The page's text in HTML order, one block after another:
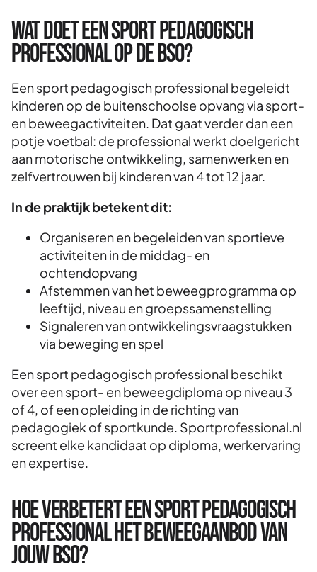
Wat doet een sport pedagogisch
professional op de BSO?
Een sport pedagogisch professional begeleidt
kinderen op de buitenschoolse opvang via sport-
en beweegactiviteiten. Dat gaat verder dan een
potje voetbal: de professional werkt doelgericht
aan motorische ontwikkeling, samenwerken en
zelfvertrouwen bij kinderen van 4 tot 12 jaar.
In de praktijk betekent dit:
Organiseren en begeleiden van sportieve
activiteiten in de middag- en
ochtendopvang
Afstemmen van het beweegprogramma op
leeftijd, niveau en groepssamenstelling
Signaleren van ontwikkelingsvraagstukken
via beweging en spel
Een sport pedagogisch professional beschikt
over een sport- en beweegdiploma op niveau 3
of 4, of een opleiding in de richting van
pedagogiek of sportkunde. Sportprofessional.nl
screent elke kandidaat op diploma, werkervaring
en expertise.
Hoe verbetert een sport pedagogisch
professional het beweegaanbod van
jouw BSO?